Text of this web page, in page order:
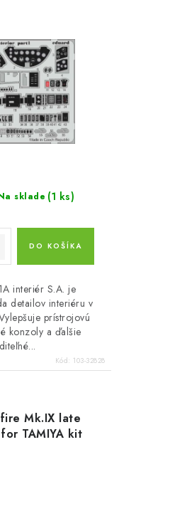
sklade (1 ks)
DO KOŠÍKA
interiér S.A. je
detailov interiéru v
prístrojovú
konzoly a ďalšie
Kód: 103-32828
Mk.IX late
TAMIYA kit